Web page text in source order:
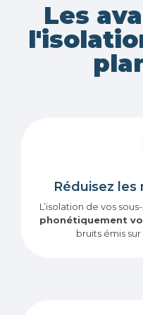
Les
Réduisez les
L’isolation de vos
phonétiquement
bruits émis